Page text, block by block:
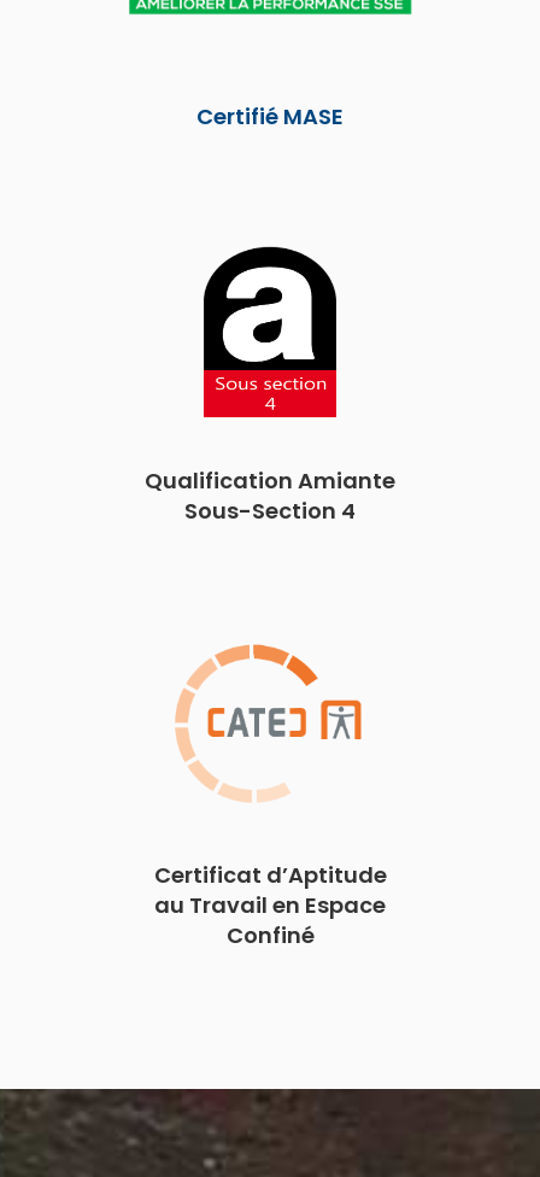
Certifié MASE
Qualification Amiante
Sous-Section 4
Certificat d’Aptitude
au Travail en Espace
Confiné